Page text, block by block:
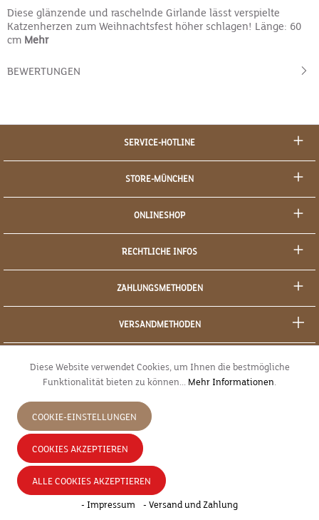
Diese glänzende und raschelnde Girlande lässt verspielte
Katzenherzen zum Weihnachtsfest höher schlagen! Länge: 60
cm Mehr
BEWERTUNGEN
SERVICE-HOTLINE
STORE-MÜNCHEN
ONLINESHOP
RECHTLICHE INFOS
ZAHLUNGSMETHODEN
VERSANDMETHODEN
JETZT WIDERRUFEN
* Alle Preise inkl. gesetzl. Mehrwertsteuer zzgl.
Nachnahmegebühren, wenn nicht anders angegeben.
Diese Website verwendet Cookies, um Ihnen die bestmögliche
Funktionalität bieten zu können... Mehr Informationen.
COOKIE-EINSTELLUNGEN
COOKIES AKZEPTIEREN
ALLE COOKIES AKZEPTIEREN
- Impressum - Versand und Zahlung